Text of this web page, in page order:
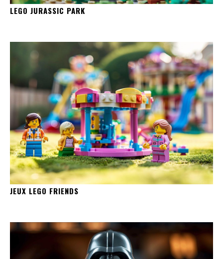
LEGO JURASSIC PARK
JEUX LEGO FRIENDS